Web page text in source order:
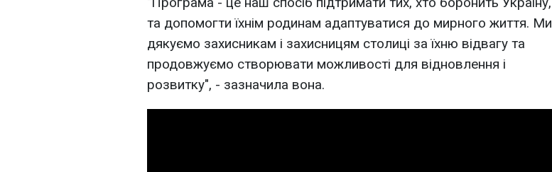
та допомогти їхнім родинам адаптуватися до мирного життя. Ми
дякуємо захисникам і захисницям столиці за їхню відвагу та
продовжуємо створювати можливості для відновлення і
розвитку", - зазначила вона.